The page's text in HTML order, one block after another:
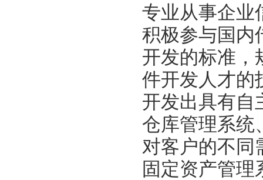
专业从事企业
积极参与国内
开发的标准，
件开发人才的
开发出具有自
仓库管理系统
对客户的不同
固定资产管